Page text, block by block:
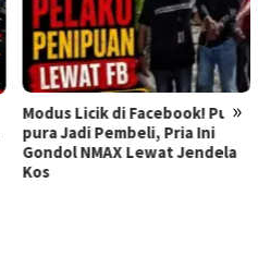
»
Modus Licik di Facebook! Pura-
pura Jadi Pembeli, Pria Ini
Gondol NMAX Lewat Jendela
Kos